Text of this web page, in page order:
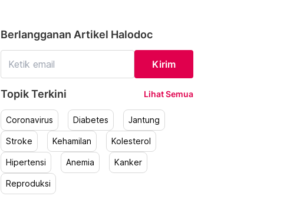
Berlangganan Artikel Halodoc
Kirim
Topik Terkini Lihat Semua
Coronavirus Diabetes Jantung
Stroke Kehamilan Kolesterol
Hipertensi Anemia Kanker
Reproduksi